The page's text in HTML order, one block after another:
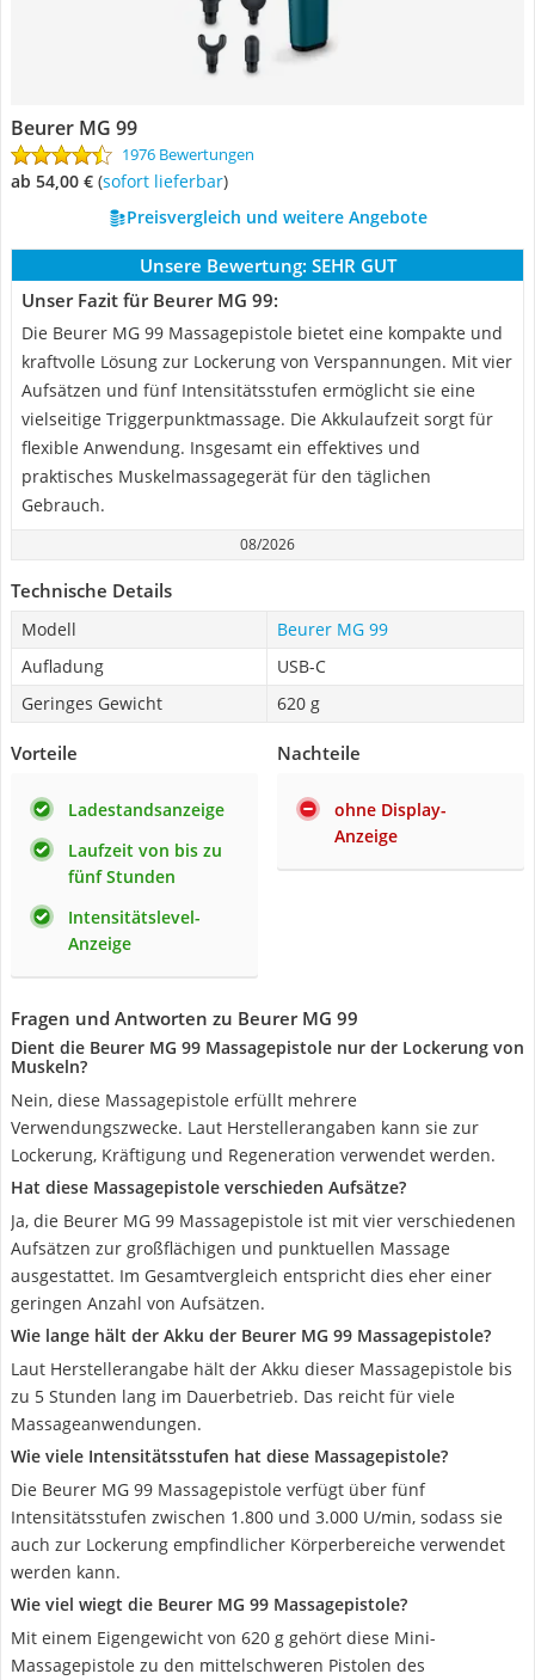
Beurer MG 99
1976 Bewertungen
ab 54,00 € ( Sofort lieferbar)
Preisvergleich und weitere Angebote
Unsere Bewertung: SEHR GUT
Unser Fazit für Beurer MG 99:
Die Beurer MG 99 Massagepistole bietet eine kompakte und
kraftvolle Lösung zur Lockerung von Verspannungen. Mit vier
Aufsätzen und fünf Intensitätsstufen ermöglicht sie eine
vielseitige Triggerpunktmassage. Die Akkulaufzeit sorgt für
flexible Anwendung. Insgesamt ein effektives und
praktisches Muskelmassagegerät für den täglichen
Gebrauch.
08/2026
Technische Details
Modell
Beurer MG 99
Aufladung
USB-C
Geringes Gewicht
620 g
Vorteile
Ladestandsanzeige
Laufzeit von bis zu
fünf Stunden
Intensitätslevel-
Anzeige
Nachteile
ohne Display-
Anzeige
Fragen und Antworten zu Beurer MG 99
Dient die Beurer MG 99 Massagepistole nur der Lockerung von
Muskeln?
Nein, diese Massagepistole erfüllt mehrere
Verwendungszwecke. Laut Herstellerangaben kann sie zur
Lockerung, Kräftigung und Regeneration verwendet werden.
Hat diese Massagepistole verschieden Aufsätze?
Ja, die Beurer MG 99 Massagepistole ist mit vier verschiedenen
Aufsätzen zur großflächigen und punktuellen Massage
ausgestattet. Im Gesamtvergleich entspricht dies eher einer
geringen Anzahl von Aufsätzen.
Wie lange hält der Akku der Beurer MG 99 Massagepistole?
Laut Herstellerangabe hält der Akku dieser Massagepistole bis
zu 5 Stunden lang im Dauerbetrieb. Das reicht für viele
Massageanwendungen.
Wie viele Intensitätsstufen hat diese Massagepistole?
Die Beurer MG 99 Massagepistole verfügt über fünf
Intensitätsstufen zwischen 1.800 und 3.000 U/min, sodass sie
auch zur Lockerung empfindlicher Körperbereiche verwendet
werden kann.
Wie viel wiegt die Beurer MG 99 Massagepistole?
Mit einem Eigengewicht von 620 g gehört diese Mini-
Massagepistole zu den mittelschweren Pistolen des